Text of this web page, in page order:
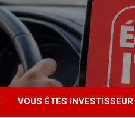
VOUS ÊTES INVESTISSEUR